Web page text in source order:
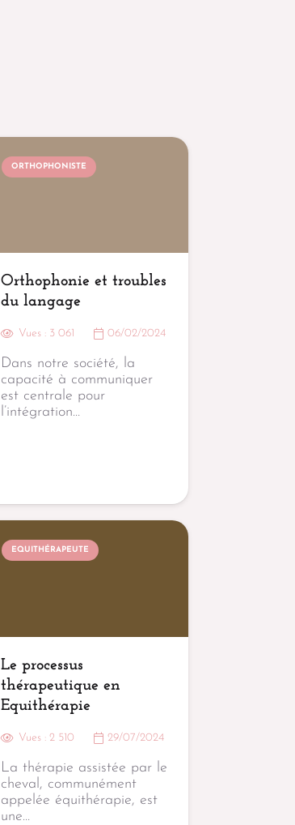
ORTHOPHONISTE
Orthophonie et troubles
du langage
Vues : 3 061 06/02/2024
Dans notre société, la
capacité à communiquer
est centrale pour
l’intégration…
EQUITHÉRAPEUTE
Le processus
thérapeutique en
Equithérapie
Vues : 2 510 29/07/2024
La thérapie assistée par le
cheval, communément
appelée équithérapie, est
une…